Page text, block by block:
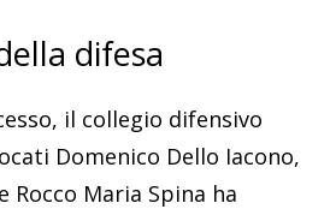
difesa
il collegio difensivo
Domenico Dello Iacono,
Rocco Maria Spina ha